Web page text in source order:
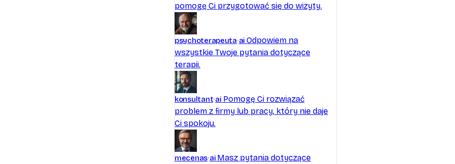
pomogę Ci przygotować się do wizyty.
psychoterapeuta ai Odpowiem na
wszystkie Twoje pytania dotyczące
terapii.
konsultant ai Pomogę Ci rozwiązać
problem z firmy lub pracy, który nie daje
Ci spokoju.
mecenas ai Masz pytania dotyczące